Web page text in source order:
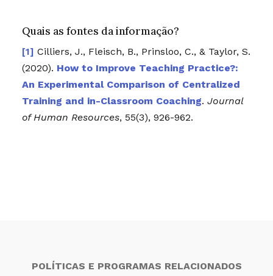
Quais as fontes da informação?
Cilliers, J., Fleisch, B., Prinsloo, C., & Taylor, S.
(2020). How to Improve Teaching Practice?:
An Experimental Comparison of Centralized
Training and in-Classroom Coaching. Journal
of Human Resources, 55(3), 926-962.
POLÍTICAS E PROGRAMAS RELACIONADOS